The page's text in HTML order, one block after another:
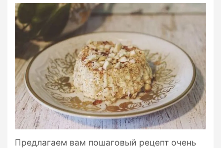
Предлагаем вам пошаговый рецепт очень